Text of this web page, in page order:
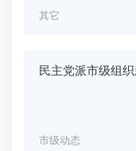
其它
民主党派市级组
市级动态